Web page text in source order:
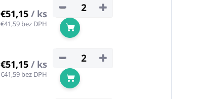
€51,15 / ks
€41,59 bez DPH
+
−
Do košíka
€51,15 / ks
€41,59 bez DPH
+
−
Do košíka